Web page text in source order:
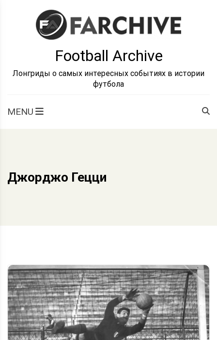
Football Archive
Лонгриды о самых интересных событиях в истории
футбола
MENU
Джорджо Гецци